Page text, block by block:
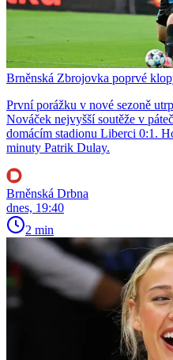
Brněnská Zbrojovka poprvé
První porážku v nové sezoně
Nováček nejvyšší soutěže v
domácím stadionu Liberci 0:1.
minuty Patrik Dulay.
Brněnská Drbna
dnes, 19:40
2 min